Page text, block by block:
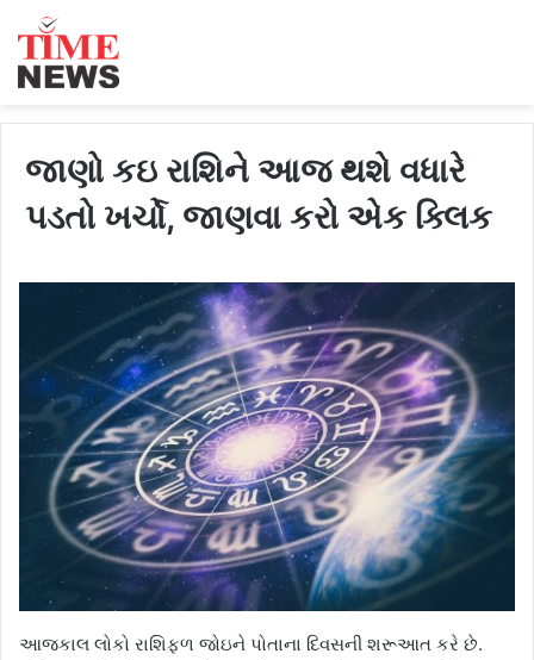
જાણો કઇ રાશિને આજ થશે વધારે
પડતો ખર્ચો, જાણવા કરો એક ક્લિક
આજકાલ લોકો રાશિફળ જોઇને પોતાના દિવસની શરૂઆત કરે છે.